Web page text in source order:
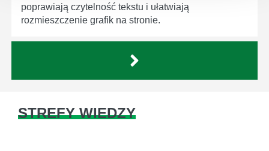
poprawiają czytelność tekstu i ułatwiają
rozmieszczenie grafik na stronie.
STREFY WIEDZY